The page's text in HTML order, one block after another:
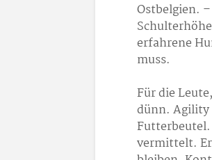
Ostbelgien.
erfahrene
muss.
Für die
dünn. Agility
vermittelt.